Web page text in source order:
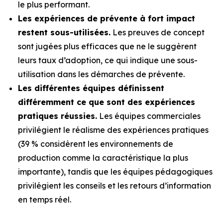
le plus performant.
Les expériences de prévente à fort impact
restent sous-utilisées. Les preuves de concept
sont jugées plus efficaces que ne le suggèrent
leurs taux d’adoption, ce qui indique une sous-
utilisation dans les démarches de prévente.
Les différentes équipes définissent
différemment ce que sont des expériences
pratiques réussies. Les équipes commerciales
privilégient le réalisme des expériences pratiques
(39 % considèrent les environnements de
production comme la caractéristique la plus
importante), tandis que les équipes pédagogiques
privilégient les conseils et les retours d’information
en temps réel.